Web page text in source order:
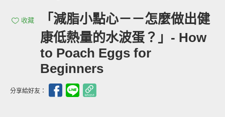
收藏
「減脂小點心－－怎麼做出健
康低熱量的水波蛋？」- How
to Poach Eggs for
Beginners
分享給好友：